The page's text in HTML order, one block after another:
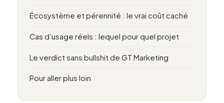
Écosystème et pérennité : le vrai coût caché
Cas d’usage réels : lequel pour quel projet
Le verdict sans bullshit de GT Marketing
Pour aller plus loin